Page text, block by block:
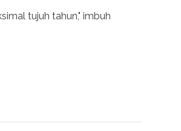
tujuh tahun," imbuh